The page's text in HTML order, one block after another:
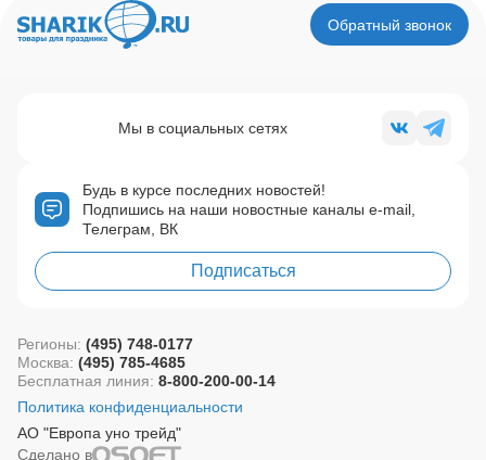
Обратный звонок
Будь в курсе последних новостей!
Подпишись на наши новостные каналы e-mail,
Телеграм, ВК
Подписаться
Мы в социальных сетях
АО "Европа уно трейд"
Регионы: (495) 748-0177
Москва: (495) 785-4685
Бесплатная линия: 8-800-200-00-14
Политика конфиденциальности
Сделано в